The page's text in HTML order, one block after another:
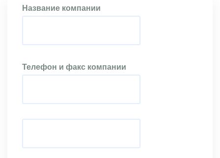
Название компании
Телефон и факс компании